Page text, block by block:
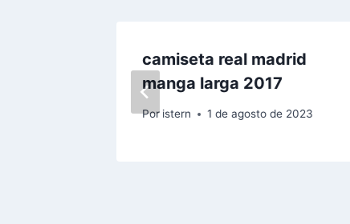
camiseta real madrid
manga larga 2017
Por istern 1 de agosto de 2023